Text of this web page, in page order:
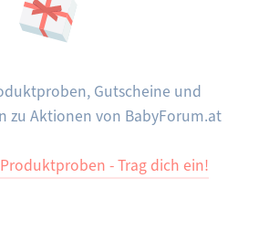
Gutscheine und
zu Aktionen von BabyForum.at
- Trag dich ein!